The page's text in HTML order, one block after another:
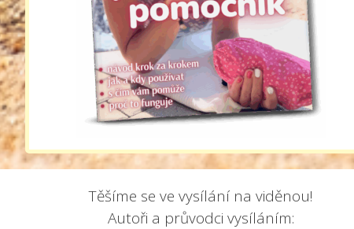
Těšíme se ve vysílání na viděnou!
Autoři a průvodci vysíláním: